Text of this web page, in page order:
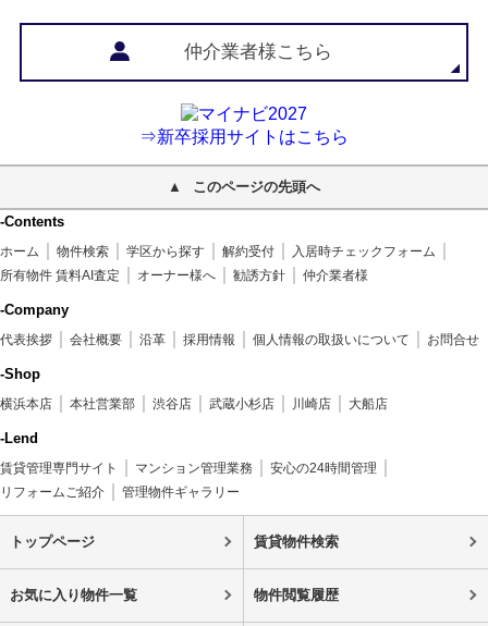
仲介業者様こちら
⇒新卒採用サイトはこちら
このページの先頭へ
-Contents
ホーム 物件検索 学区から探す 解約受付
入居時チェックフォーム
所有物件 賃料AI査定
オーナー様へ 勧誘方針 仲介業者様
-Company
代表挨拶 会社概要 沿革 採用情報 個人情報の取扱いについて お問合せ
-Shop
横浜本店 本社営業部 渋谷店 武蔵小杉店 川崎店 大船店
-Lend
賃貸管理専門サイト マンション管理業務
安心の24時間管理
リフォームご紹介
管理物件ギャラリー
トップページ 賃貸物件検索
お気に入り物件一覧 物件閲覧履歴